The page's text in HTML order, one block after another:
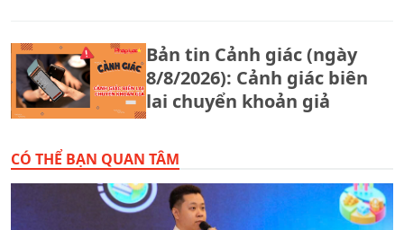
Bản tin Cảnh giác (ngày
8/8/2026): Cảnh giác biên
lai chuyển khoản giả
CÓ THỂ BẠN QUAN TÂM